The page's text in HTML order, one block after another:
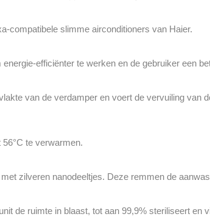
compatibele slimme airconditioners van Haier.
efficiënter te werken en de gebruiker een
van de verdamper en voert de vervuiling van
te verwarmen.
zilveren nanodeeltjes. Deze remmen de
de ruimte in blaast, tot aan 99,9% steriliseert en